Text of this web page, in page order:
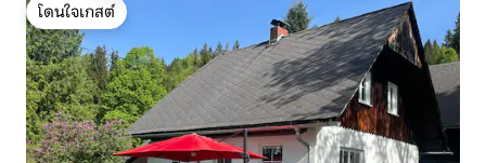
โดนใจเกสต์
โดนใจเกสต์